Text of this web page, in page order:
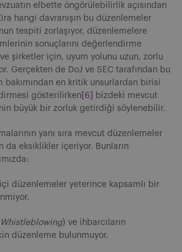
elbette öngörülebilirlik açısından
hangi davranışın bu düzenlemeler
tespiti zorlaşıyor, düzenlemelere
sonuçlarını değerlendirme
şirketler için, uyum yolunu uzun, zorlu
Gerçekten de DoJ ve SEC tarafından bu
bakımından en kritik unsurlardan birisi
gösterilirken [6]
bizdeki mevcut
büyük bir zorluk getirdiği söylenebilir.
yanı sıra mevcut düzenlemeler
da eksiklikler içeriyor. Bunların
düzenlemeler yeterince kapsamlı bir
Whistleblowing) ve ihbarcıların
düzenleme bulunmuyor.